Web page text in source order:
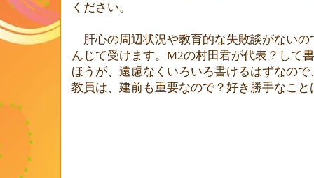
ください。
肝心の周辺状況や教育的な失敗談がないの
んじて受けます。 M2の村田君が代表？して
ほうが、遠慮なくいろいろ書けるはずなの
教員は、建前も重要なので？好き勝手なこと